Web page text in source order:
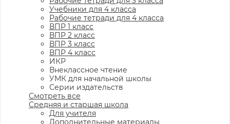
Учебники для 4 класса
Рабочие тетради для 4 класса
ВПР 1 класс
ВПР 2 класс
ВПР 3 класс
ВПР 4 класс
ИКР
Внеклассное чтение
УМК для начальной школы
Серии издательств
Смотреть все
Средняя и старшая школа
Для учителя
Дополнительные материалы